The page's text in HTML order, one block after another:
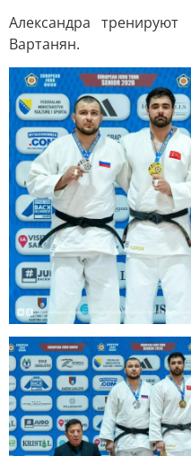
Александра
Вартанян.